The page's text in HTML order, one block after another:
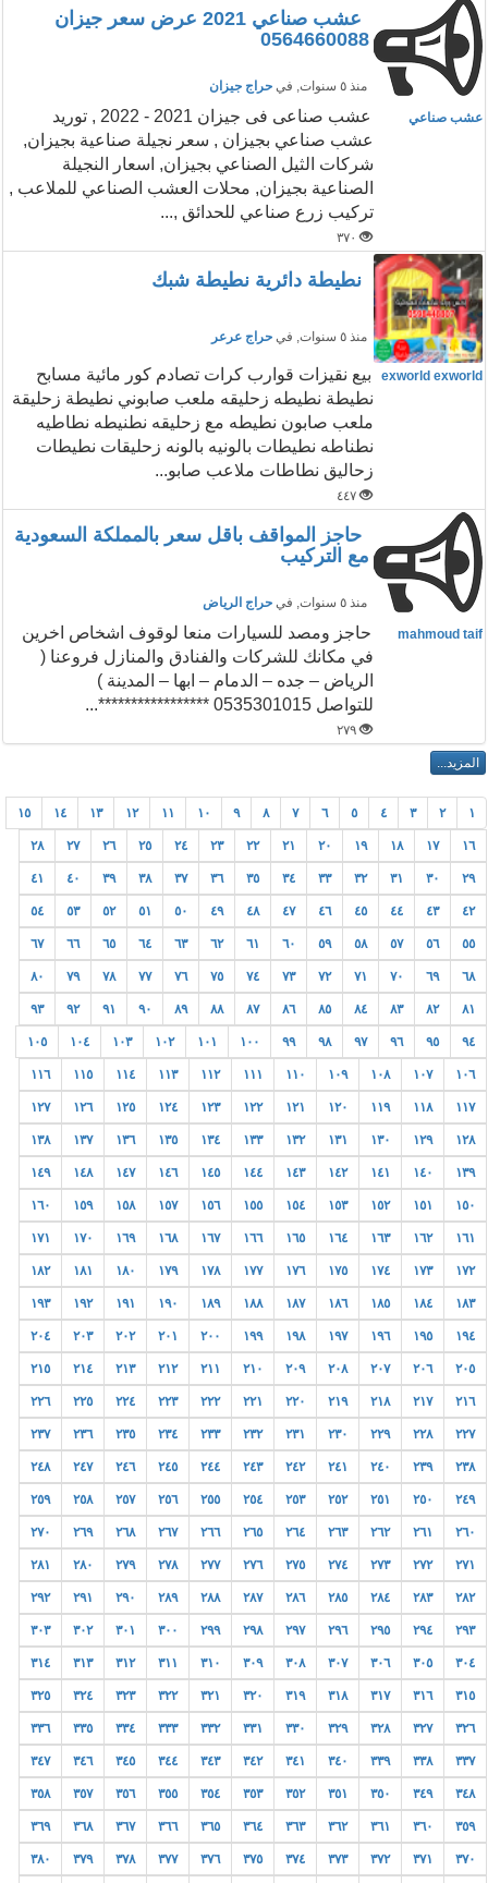
عشب صناعي 2021 عرض سعر جيزان
0564660088
منذ ٥ سنوات , في حراج جيزان
عشب صناعي
عشب صناعى فى جيزان 2021 - 2022 , توريد
عشب صناعي بجيزان , سعر نجيلة صناعية بجيزان,
شركات الثيل الصناعي بجيزان, اسعار النجيلة
الصناعية بجيزان, محلات العشب الصناعي للملاعب ,
تركيب زرع صناعي للحدائق ,...
٣٧٠
نطيطة دائرية نطيطة شبك
منذ ٥ سنوات , في حراج عرعر
exworld exworld
بيع نقيزات قوارب كرات تصادم كور مائية مسابح
نطيطة نطيطه زحليقه ملعب صابوني نطيطة زحليقة
ملعب صابون نطيطه مع زحليقه نطنيطه نطاطيه
نطناطه نطيطات بالونيه بالونه زحليقات نطيطات
زحاليق نطاطات ملاعب صابو...
٤٤٧
حاجز المواقف باقل سعر بالمملكة السعودية
مع التركيب
منذ ٥ سنوات , في حراج الرياض
mahmoud taif
حاجز ومصد للسيارات منعا لوقوف اشخاص اخرين
في مكانك للشركات والفنادق والمنازل فروعنا (
الرياض – جده – الدمام – ابها – المدينة )
للتواصل 0535301015 *****************...
٢٧٩
١ ٢ ٣ ٤ ٥ ٦ ٧ ٨ ٩ ١٠ ١١ ١٢ ١٣ ١٤ ١٥
١٦ ١٧ ١٨ ١٩ ٢٠ ٢١ ٢٢ ٢٣ ٢٤ ٢٥ ٢٦ ٢٧ ٢٨
٢٩ ٣٠ ٣١ ٣٢ ٣٣ ٣٤ ٣٥ ٣٦ ٣٧ ٣٨ ٣٩ ٤٠ ٤١
٤٢ ٤٣ ٤٤ ٤٥ ٤٦ ٤٧ ٤٨ ٤٩ ٥٠ ٥١ ٥٢ ٥٣ ٥٤
٥٥ ٥٦ ٥٧ ٥٨ ٥٩ ٦٠ ٦١ ٦٢ ٦٣ ٦٤ ٦٥ ٦٦ ٦٧
٦٨ ٦٩ ٧٠ ٧١ ٧٢ ٧٣ ٧٤ ٧٥ ٧٦ ٧٧ ٧٨ ٧٩ ٨٠
٨١ ٨٢ ٨٣ ٨٤ ٨٥ ٨٦ ٨٧ ٨٨ ٨٩ ٩٠ ٩١ ٩٢ ٩٣
٩٤ ٩٥ ٩٦ ٩٧ ٩٨ ٩٩ ١٠٠ ١٠١ ١٠٢ ١٠٣ ١٠٤ ١٠٥
١٠٦ ١٠٧ ١٠٨ ١٠٩ ١١٠ ١١١ ١١٢ ١١٣ ١١٤ ١١٥ ١١٦
١١٧ ١١٨ ١١٩ ١٢٠ ١٢١ ١٢٢ ١٢٣ ١٢٤ ١٢٥ ١٢٦ ١٢٧
١٢٨ ١٢٩ ١٣٠ ١٣١ ١٣٢ ١٣٣ ١٣٤ ١٣٥ ١٣٦ ١٣٧ ١٣٨
١٣٩ ١٤٠ ١٤١ ١٤٢ ١٤٣ ١٤٤ ١٤٥ ١٤٦ ١٤٧ ١٤٨ ١٤٩
١٥٠ ١٥١ ١٥٢ ١٥٣ ١٥٤ ١٥٥ ١٥٦ ١٥٧ ١٥٨ ١٥٩ ١٦٠
١٦١ ١٦٢ ١٦٣ ١٦٤ ١٦٥ ١٦٦ ١٦٧ ١٦٨ ١٦٩ ١٧٠ ١٧١
١٧٢ ١٧٣ ١٧٤ ١٧٥ ١٧٦ ١٧٧ ١٧٨ ١٧٩ ١٨٠ ١٨١ ١٨٢
١٨٣ ١٨٤ ١٨٥ ١٨٦ ١٨٧ ١٨٨ ١٨٩ ١٩٠ ١٩١ ١٩٢ ١٩٣
١٩٤ ١٩٥ ١٩٦ ١٩٧ ١٩٨ ١٩٩ ٢٠٠ ٢٠١ ٢٠٢ ٢٠٣ ٢٠٤
٢٠٥ ٢٠٦ ٢٠٧ ٢٠٨ ٢٠٩ ٢١٠ ٢١١ ٢١٢ ٢١٣ ٢١٤ ٢١٥
٢١٦ ٢١٧ ٢١٨ ٢١٩ ٢٢٠ ٢٢١ ٢٢٢ ٢٢٣ ٢٢٤ ٢٢٥ ٢٢٦
٢٢٧ ٢٢٨ ٢٢٩ ٢٣٠ ٢٣١ ٢٣٢ ٢٣٣ ٢٣٤ ٢٣٥ ٢٣٦ ٢٣٧
٢٣٨ ٢٣٩ ٢٤٠ ٢٤١ ٢٤٢ ٢٤٣ ٢٤٤ ٢٤٥ ٢٤٦ ٢٤٧ ٢٤٨
٢٤٩ ٢٥٠ ٢٥١ ٢٥٢ ٢٥٣ ٢٥٤ ٢٥٥ ٢٥٦ ٢٥٧ ٢٥٨ ٢٥٩
٢٦٠ ٢٦١ ٢٦٢ ٢٦٣ ٢٦٤ ٢٦٥ ٢٦٦ ٢٦٧ ٢٦٨ ٢٦٩ ٢٧٠
٢٧١ ٢٧٢ ٢٧٣ ٢٧٤ ٢٧٥ ٢٧٦ ٢٧٧ ٢٧٨ ٢٧٩ ٢٨٠ ٢٨١
٢٨٢ ٢٨٣ ٢٨٤ ٢٨٥ ٢٨٦ ٢٨٧ ٢٨٨ ٢٨٩ ٢٩٠ ٢٩١ ٢٩٢
٢٩٣ ٢٩٤ ٢٩٥ ٢٩٦ ٢٩٧ ٢٩٨ ٢٩٩ ٣٠٠ ٣٠١ ٣٠٢ ٣٠٣
٣٠٤ ٣٠٥ ٣٠٦ ٣٠٧ ٣٠٨ ٣٠٩ ٣١٠ ٣١١ ٣١٢ ٣١٣ ٣١٤
٣١٥ ٣١٦ ٣١٧ ٣١٨ ٣١٩ ٣٢٠ ٣٢١ ٣٢٢ ٣٢٣ ٣٢٤ ٣٢٥
٣٢٦ ٣٢٧ ٣٢٨ ٣٢٩ ٣٣٠ ٣٣١ ٣٣٢ ٣٣٣ ٣٣٤ ٣٣٥ ٣٣٦
٣٣٧ ٣٣٨ ٣٣٩ ٣٤٠ ٣٤١ ٣٤٢ ٣٤٣ ٣٤٤ ٣٤٥ ٣٤٦ ٣٤٧
٣٤٨ ٣٤٩ ٣٥٠ ٣٥١ ٣٥٢ ٣٥٣ ٣٥٤ ٣٥٥ ٣٥٦ ٣٥٧ ٣٥٨
٣٥٩ ٣٦٠ ٣٦١ ٣٦٢ ٣٦٣ ٣٦٤ ٣٦٥ ٣٦٦ ٣٦٧ ٣٦٨ ٣٦٩
٣٧٠ ٣٧١ ٣٧٢ ٣٧٣ ٣٧٤ ٣٧٥ ٣٧٦ ٣٧٧ ٣٧٨ ٣٧٩ ٣٨٠